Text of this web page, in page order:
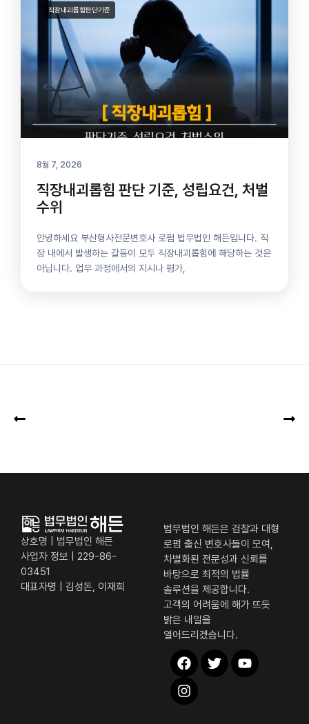
직장내괴롭힘판단기준
8월 7, 2026
직장내괴롭힘 판단 기준, 성립요건, 처벌
수위
안녕하세요 부산형사전문변호사 로펌 법무법인 해든입니다. 직
장 내에서 발생하는 갈등이 모두 직장내괴롭힘에 해당하는 것은
아닙니다. 업무 과정에서의 지시나 평가,
상호명 | 법무법인 해든
사업자 정보 | 229-86-
03451
대표자명 | 김성돈, 이재희
법무법인 해든은 검찰과 대형
로펌 출신 변호사들이 모여,
차별화된 전문성과 신뢰를
바탕으로 최적의 법률
솔루션을 제공합니다.
고객의 어려움에 해가 뜨듯
밝은 내일을
열어드리겠습니다.